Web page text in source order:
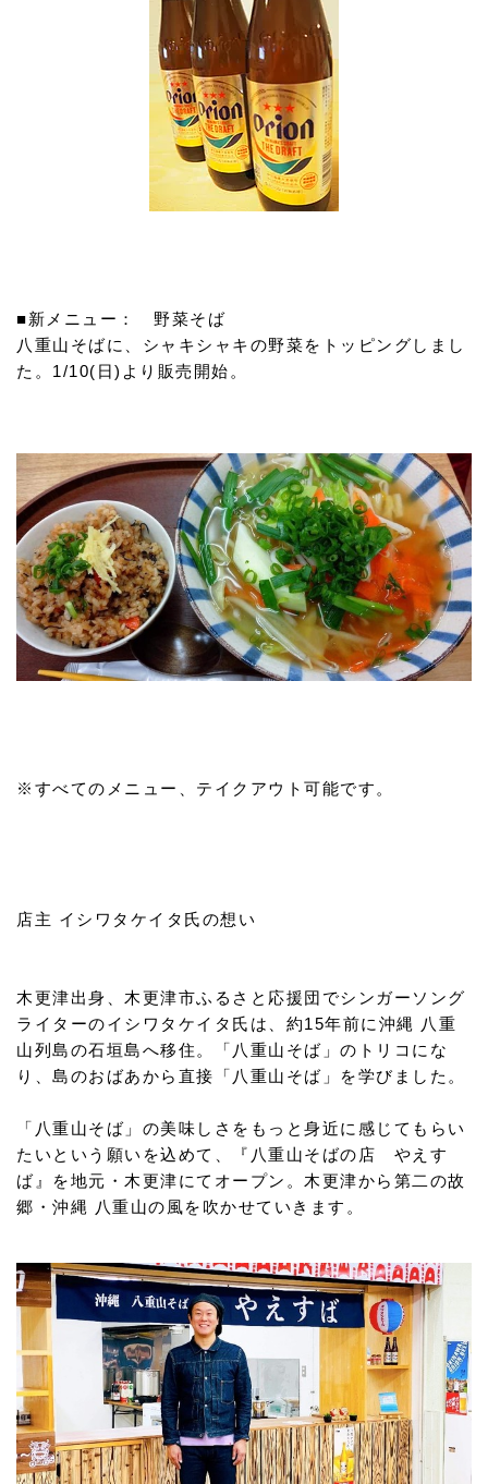
■新メニュー： 野菜そば
八重山そばに、シャキシャキの野菜をトッピングしまし
た。1/10(日)より販売開始。
※すべてのメニュー、テイクアウト可能です。
店主 イシワタケイタ氏の想い
木更津出身、木更津市ふるさと応援団でシンガーソング
ライターのイシワタケイタ氏は、約15年前に沖縄 八重
山列島の石垣島へ移住。「八重山そば」のトリコにな
り、島のおばあから直接「八重山そば」を学びました。
「八重山そば」の美味しさをもっと身近に感じてもらい
たいという願いを込めて、『八重山そばの店 やえす
ば』を地元・木更津にてオープン。木更津から第二の故
郷・沖縄 八重山の風を吹かせていきます。